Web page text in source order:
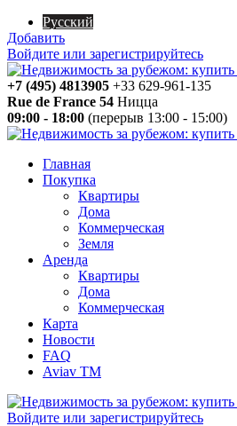
Русский
Добавить
Войдите или зарегистрируйтесь
+7 (495) 4813905 +33 629-961-135
Rue de France 54 Ницца
09:00 - 18:00 (перерыв 13:00 - 15:00)
Главная
Покупка
Квартиры
Дома
Коммерческая
Земля
Аренда
Квартиры
Дома
Коммерческая
Карта
Новости
FAQ
Aviav TM
Войдите или зарегистрируйтесь